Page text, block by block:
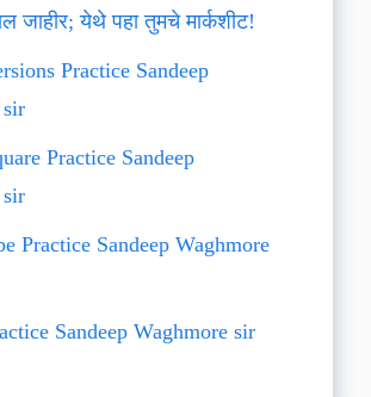
जाहीर; येथे पहा तुमचे मार्कशीट!
Practice Sandeep
sir
Practice Sandeep
sir
Practice Sandeep Waghmore
Sandeep Waghmore sir